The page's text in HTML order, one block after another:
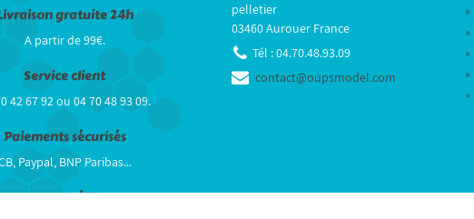
gratuite 24h
A partir de 99€.
Service client
42 67 92 ou 04 70 48 93 09.
Paiements sécurisés
Paypal, BNP Paribas...
Stock réel
pelletier
03460 Aurouer France
Tél :04.70.48.93.09
contact@oupsmodel.com
»
»
»
»
»